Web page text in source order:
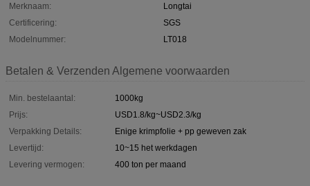
Merknaam:
Longtai
Certificering:
SGS
Modelnummer:
LT018
Betalen & Verzenden Algemene voorwaarden
Min. bestelaantal:
1000kg
Prijs:
USD1.8/kg~USD2.3/kg
Verpakking Details:
Enige krimpfolie + pp geweven zak
Levertijd:
10~15 het werkdagen
Levering vermogen:
400 ton per maand